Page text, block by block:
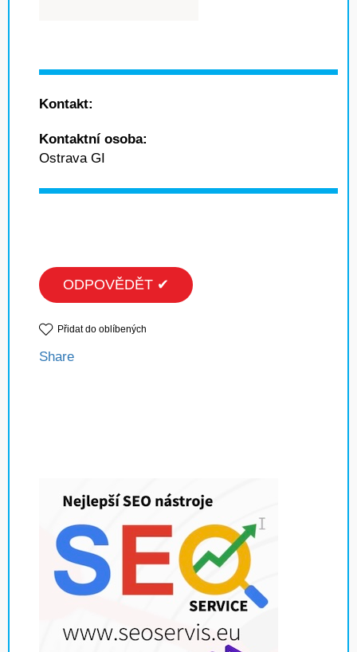
Kontakt:
Kontaktní osoba:
Ostrava GI
ODPOVĚDĚT ✔
Přidat do oblíbených
Share